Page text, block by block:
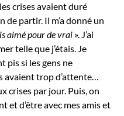
crises avaient duré
de partir. Il m’a donné un
aimé pour de vrai ». J’ai
telle que j’étais. Je
pis si les gens ne
avaient trop d’attente…
crises par jour. Puis, on
et d’être avec mes amis et